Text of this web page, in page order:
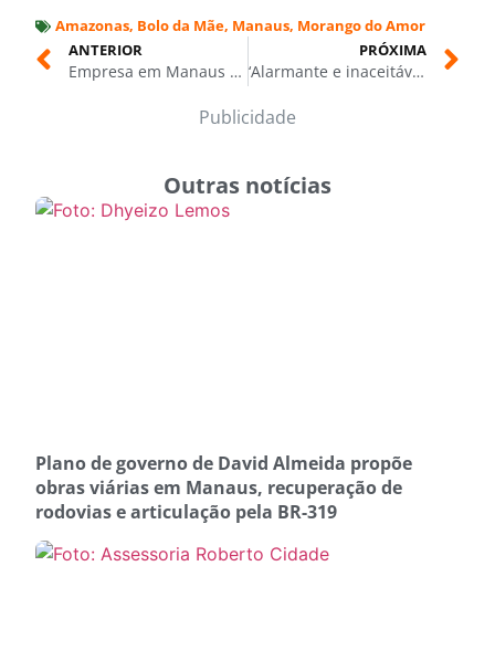
Amazonas, Bolo da Mãe, Manaus, Morango do Amor
ANTERIOR
Empresa em Manaus é condenada por postar acidente de funcionário no TikTok com tom de humor
PRÓXIMA
‘Alarmante e inaceitável”, comenta deputada Alessandra Campelo sobre recorde de feminicídios no Brasil
Publicidade
Outras notícias
Plano de governo de David Almeida propõe
obras viárias em Manaus, recuperação de
rodovias e articulação pela BR-319